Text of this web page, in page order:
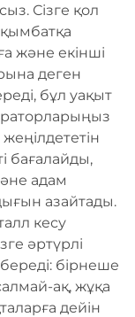
Сізге қол
қымбатқа
және екінші
деген
бұл уақыт
бағалайды,
адам
азайтады.
кесу
әртүрлі
бірнеше
ақ, жұқа
дейін